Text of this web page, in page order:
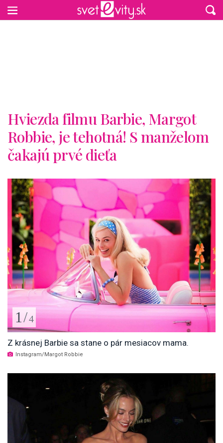
Hviezda filmu Barbie, Margot
Robbie, je tehotná! S manželom
čakajú prvé dieťa
1 /4
Z krásnej Barbie sa stane o pár mesiacov mama.
Instagram/Margot Robbie